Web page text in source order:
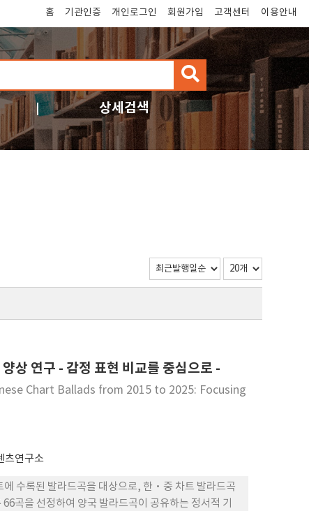
홈 기관인증 개인로그인 회원가입 고객센터 이용안내
검
색
상세검색
연구 - 감정 표현 비교를 중심으로 -
Chart Ballads from 2015 to 2025: Focusing
츠연구소
수록된 발라드곡을 대상으로, 한·중 차트 발라드곡
곡을 선정하여 양국 발라드곡이 공유하는 정서적 기